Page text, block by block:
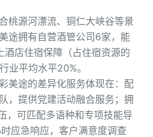
桃源河漂流、铜仁大峡谷等景
途拥有自营酒管公司6家，能
店住宿保障（占住宿资源的
业平均水平20%。
美途的差异化服务体现在：配
，提供党建活动融合服务；拥
，可匹配多语种和专项技能导
应急响应，客户满意度调查